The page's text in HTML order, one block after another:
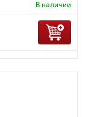
В наличии